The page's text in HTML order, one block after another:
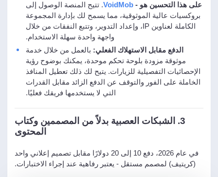
على هذا التحسين هو - VoidMob. تتيح المنصة الوصول إلى
بروكسيات عالية الموثوقية، مما يسمح لك بإدارة المجموعة
الكاملة لعناوين IP، وإعداد التدوير، وتتبع النفقات من خلال
واجهة واحدة سهلة الاستخدام.
الدفع مقابل الاستهلاك الفعلي: بالعمل من خلال خدمة
موثوقة مزودة بلوحة تحكم موحدة، يمكنك بوضوح رؤية
الإحصائيات التفصيلية للزيارات. يتيح لك ذلك تعطيل المنافذ
الخاملة على الفور والتوقف عن الدفع الزائد مقابل القدرات
التي لا يستخدمها فريقك فعليًا.
3. الشبكات العصبية بدلاً من المصممين وكتاب
المحتوى
في عام 2026، دفع 10 إلى 20 دولارًا مقابل تصميم إعلاني واحد
(كريتيف) لمصمم مستقل - يعتبر رفاهية عند إجراء الاختبارات.